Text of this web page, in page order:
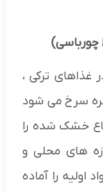
چورباسی)
غذاهای ترکی ،
سرخ می شود
خشک شده را
های محلی و
اولیه را آماده